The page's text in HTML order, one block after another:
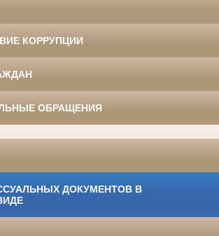
КОРРУПЦИИ
ОБРАЩЕНИЯ
ДОКУМЕНТОВ В